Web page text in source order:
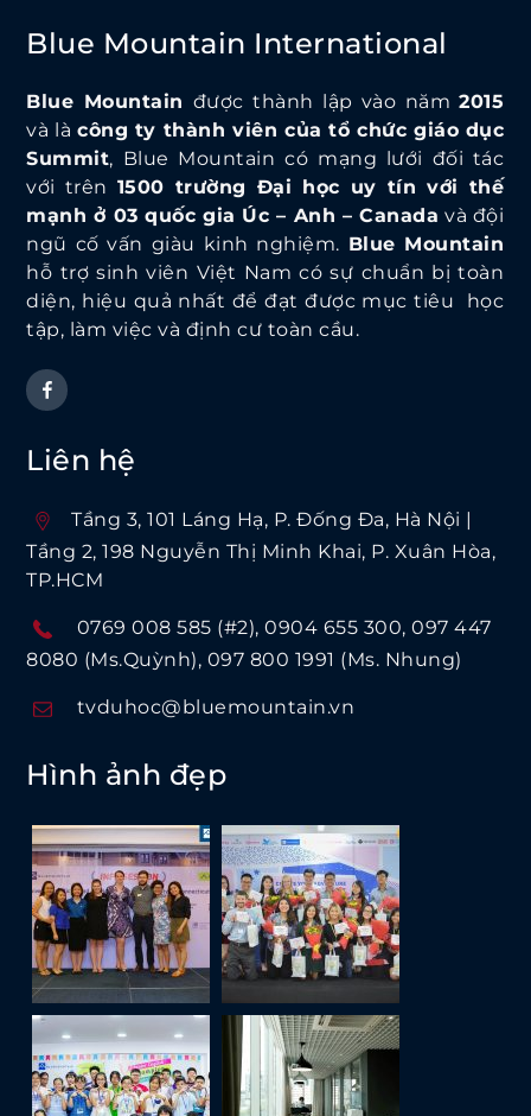
Blue Mountain International
Blue Mountain được thành lập vào năm2015
và làcông ty thành viên của tổ chức giáo dục
Summit, Blue Mountain có mạng lưới đối tác
với trên 1500 trường Đại học uy tín với thế
mạnh ở 03 quốc gia Úc – Anh – Canada và đội
ngũ cố vấn giàu kinh nghiệm. Blue Mountain
hỗ trợ sinh viên Việt Nam có sự chuẩn bị toàn
diện, hiệu quả nhất để đạt được mục tiêu học
tập, làm việc và định cư toàn cầu.
Liên hệ
Tầng 3, 101 Láng Hạ, P. Ðống Ða, Hà Nội |
Tầng 2, 198 Nguyễn Thị Minh Khai, P. Xuân Hòa,
TP.HCM
0769 008 585 (#2) 0904 655 300 097 447
8080 (Ms.Quỳnh) 097 800 1991 (Ms. Nhung)
tvduhoc@bluemountain.vn
Hình ảnh đẹp